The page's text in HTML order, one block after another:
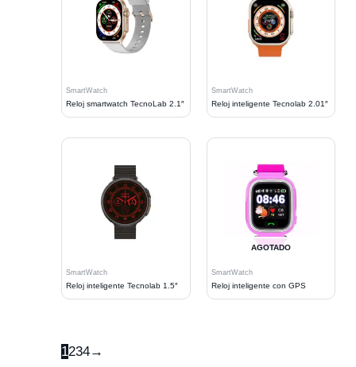
SmartWatch
Reloj smartwatch TecnoLab 2.1″
SmartWatch
Reloj inteligente Tecnolab 2.01″
SmartWatch
Reloj inteligente Tecnolab 1.5″
AGOTADO
SmartWatch
Reloj inteligente con GPS
1234→